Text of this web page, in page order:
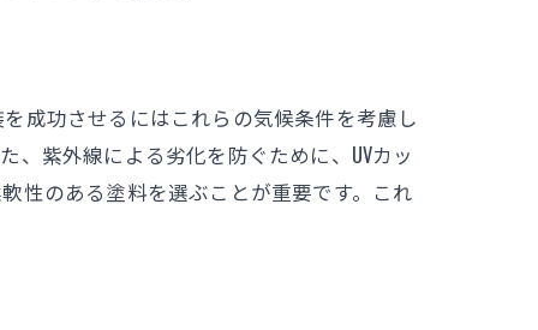
成功させるにはこれらの気候条件を考慮し
紫外線による劣化を防ぐために、UVカッ
性のある塗料を選ぶことが重要です。これ